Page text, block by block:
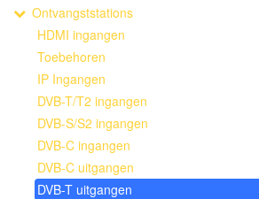
Ontvangststations
HDMI ingangen
Toebehoren
IP Ingangen
DVB-T/T2 ingangen
DVB-S/S2 ingangen
DVB-C ingangen
DVB-C uitgangen
DVB-T uitgangen